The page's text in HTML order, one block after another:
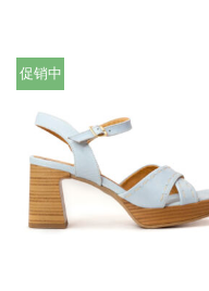
促销中